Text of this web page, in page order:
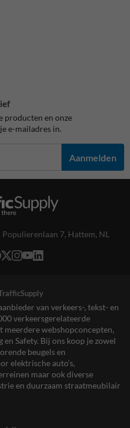
producten en onze
e-mailadres in.
Aanmelden
Populierenlaan 7, Hattem, NL
van verkeers-, tekst- en
verkeersgerelateerde
meerdere webshopconcepten,
Safety. Bij ons koop je zowel
beugels en
elektrische auto’s,
maar ook diverse
en duurzaam straatmeubilair